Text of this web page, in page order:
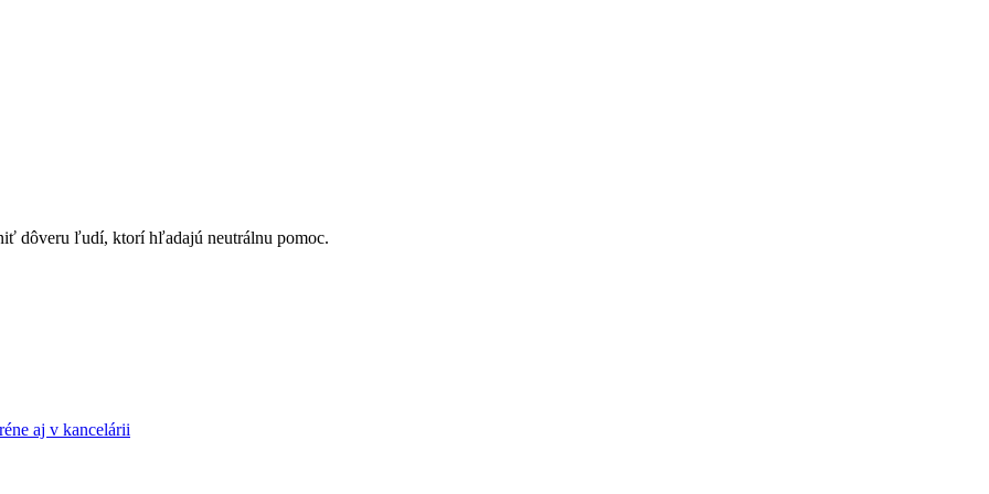
dôveru ľudí, ktorí hľadajú neutrálnu pomoc.
aj v kancelárii